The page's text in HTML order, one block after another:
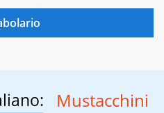
Mustacchini